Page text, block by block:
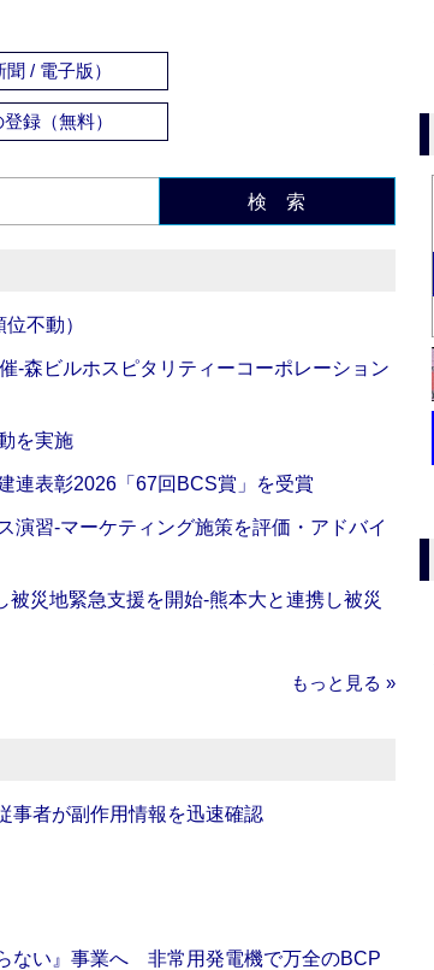
/ 電子版）
録（無料）
検 索
不動）
‐森ビルホスピタリティーコーポレーション
を実施
連表彰2026「67回BCS賞」を受賞
演習‐マーケティング施策を評価・アドバイ
被災地緊急支援を開始‐熊本大と連携し被災
もっと見る »
事者が副作用情報を迅速確認
ない』事業へ 非常用発電機で万全のBCP